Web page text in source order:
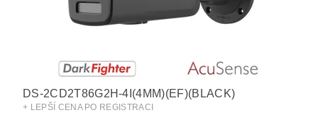
DS-2CD2T86G2H-4I(4MM)(EF)(BLACK)
+ LEPŠÍ CENA PO REGISTRACI